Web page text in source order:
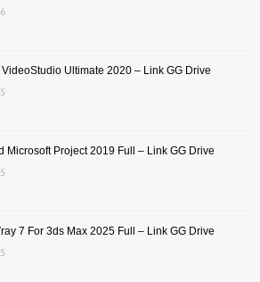
Ultimate 2020 – Link GG Drive
Microsoft Project 2019 Full – Link GG Drive
7 For 3ds Max 2025 Full – Link GG Drive